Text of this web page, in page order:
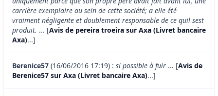
carrière exemplaire au sein de cette société; a elle été
vraiment négligente et doublement responsable de ce quil sest
produit. ... [Avis de pereira troeira sur Axa (Livret bancaire
Axa)...]
Berenice57 (16/06/2016 17:19) : si possible à fuir ... [Avis de
Berenice57 sur Axa (Livret bancaire Axa)...]